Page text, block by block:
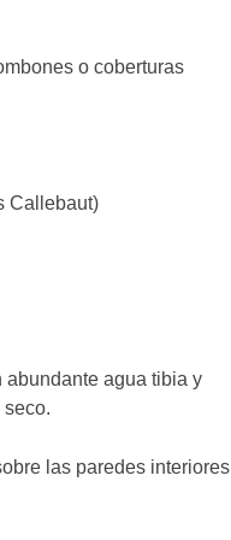
Callebaut)
abundante agua tibia y
las paredes interiores